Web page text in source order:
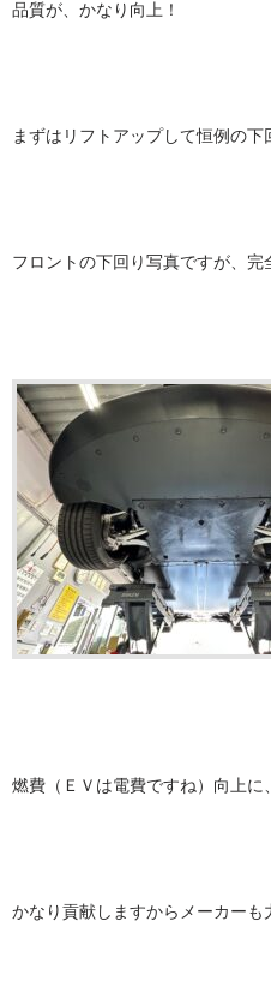
品質が、かなり向上！
まずはリフトアップして恒例の下
フロントの下回り写真ですが、完
燃費（ＥＶは電費ですね）向上に
かなり貢献しますからメーカーも